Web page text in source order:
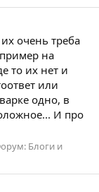
очень треба
на
то их нет и
или
одно, в
И про
Блоги и